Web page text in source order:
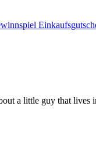
a little guy that